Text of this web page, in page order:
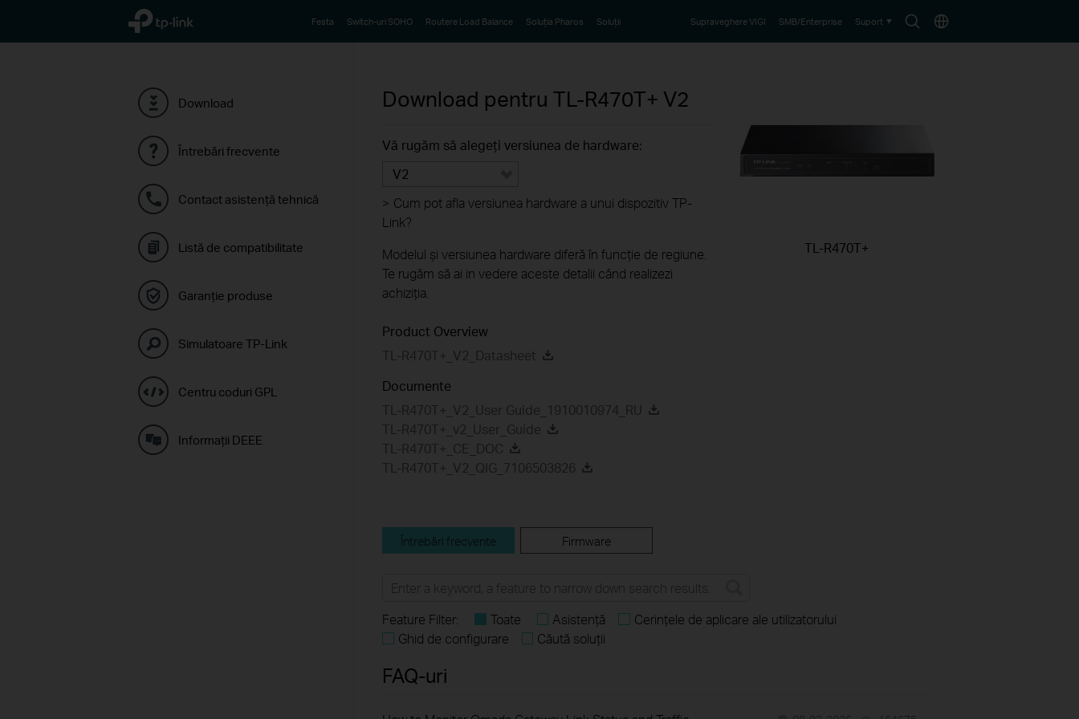
TP-Link, Reliably Smart
SearchChoose
Festa Switch-uri SOHO Routere Load Balance Soluția Pharos Soluții Supraveghere VIGI SMB/Enterprise Suport
Download
Întrebări frecvente
Contact asistenţă tehnică
Listă de compatibilitate
Garanție produse
Simulatoare TP-Link
Centru coduri GPL
Informaţii DEEE
Download pentru TL-R470T+ V2
Vă rugăm să alegeți versiunea de hardware:
V2
> Cum pot afla versiunea hardware a unui dispozitiv TP-
Link?
Modelul și versiunea hardware diferă în funcție de regiune.
Te rugăm să ai in vedere aceste detalii când realizezi
achiziția.
Product Overview
TL-R470T+_V2_Datasheet
Documente
TL-R470T+_V2_User Guide_1910010974_RU
TL-R470T+_v2_User_Guide
TL-R470T+_CE_DOC
TL-R470T+_V2_QIG_7106503826
TL-R470T+
Întrebări frecvente Firmware
Feature Filter: Toate Asistență
Cerințele de aplicare ale utilizatorului
Ghid de configurare
Căută soluții
FAQ-uri